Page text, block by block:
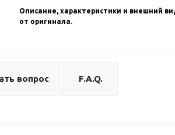
Описание, характеристики и внешний
от оригинала.
вопрос F.A.Q.